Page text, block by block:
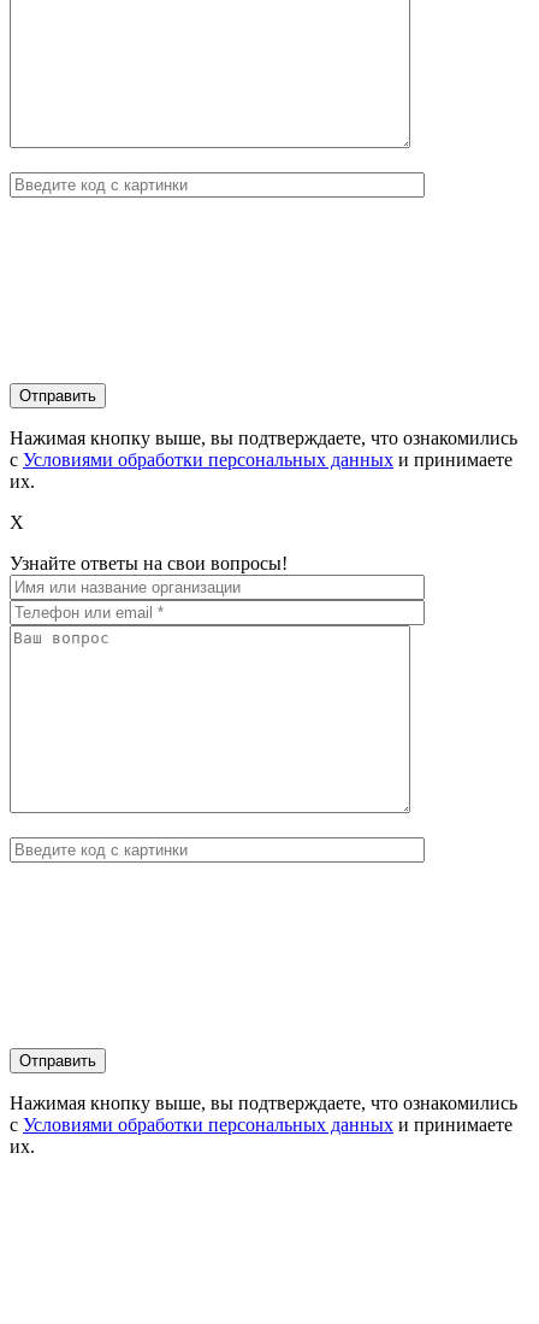
Нажимая кнопку выше, вы подтверждаете, что ознакомились
с Условиями обработки персональных данных и принимаете
их.
X
Узнайте ответы на свои вопросы!
Нажимая кнопку выше, вы подтверждаете, что ознакомились
с Условиями обработки персональных данных и принимаете
их.